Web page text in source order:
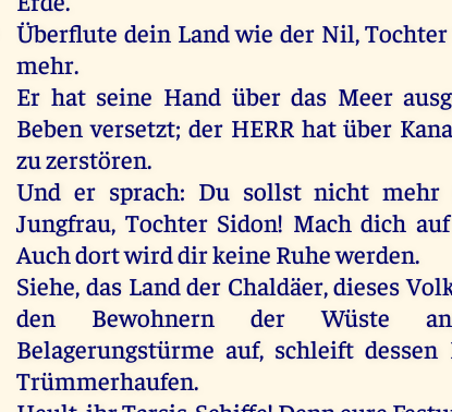
Überflutedein Land wie der Nil,Tochter
mehr.
Er hat seine Hand über das Meer
Beben versetzt;der HERR hat über
zu zerstören.
Und er sprach: Du sollst nicht mehr
Jungfrau, Tochter Sidon! Mach dich auf
Auchdortwirddirkeine Ruhewerden.
Siehe,das Land der Chaldäer,dieses
den Bewohnernder Wüste
Belagerungstürmeauf, schleiftdessen
Trümmerhaufen.